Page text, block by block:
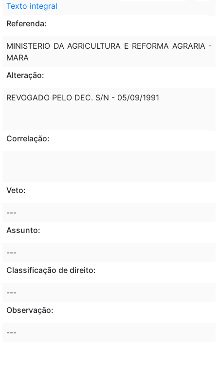
Texto integral
Referenda:
MINISTERIO DA AGRICULTURA E REFORMA AGRARIA -
MARA
Alteração:
REVOGADO PELO DEC. S/N - 05/09/1991
Correlação:
Veto:
---
Assunto:
---
Classificação de direito:
---
Observação:
---